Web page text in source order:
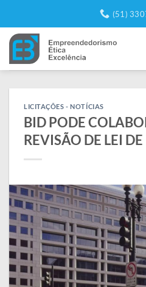
content
(51)
LICITAÇÕES - NOTÍCIAS
BID PODE
REVISÃO DE LEI